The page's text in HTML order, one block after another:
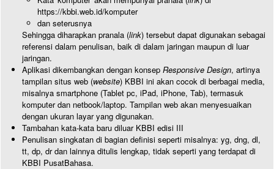
https://kbbi.web.id/komputer
dan seterusnya
Sehingga diharapkan pranala (link) tersebut dapat digunakan sebagai
referensi dalam penulisan, baik di dalam jaringan maupun di luar
jaringan.
Aplikasi dikembangkan dengan konsep Responsive Design, artinya
tampilan situs web (website) KBBI ini akan cocok di berbagai media,
misalnya smartphone (Tablet pc, iPad, iPhone, Tab), termasuk
komputer dan netbook/laptop. Tampilan web akan menyesuaikan
dengan ukuran layar yang digunakan.
Tambahan kata-kata baru diluar KBBI edisi III
Penulisan singkatan di bagian definisi seperti misalnya: yg, dng, dl,
tt, dp, dr dan lainnya ditulis lengkap, tidak seperti yang terdapat di
KBBI PusatBahasa.